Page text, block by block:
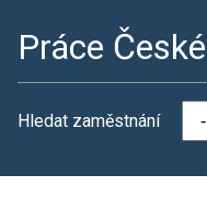
Práce
Hledat zaměstnání